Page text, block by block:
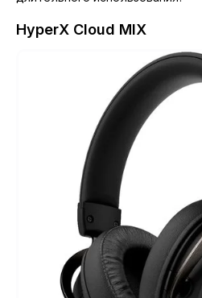
HyperX Cloud MIX